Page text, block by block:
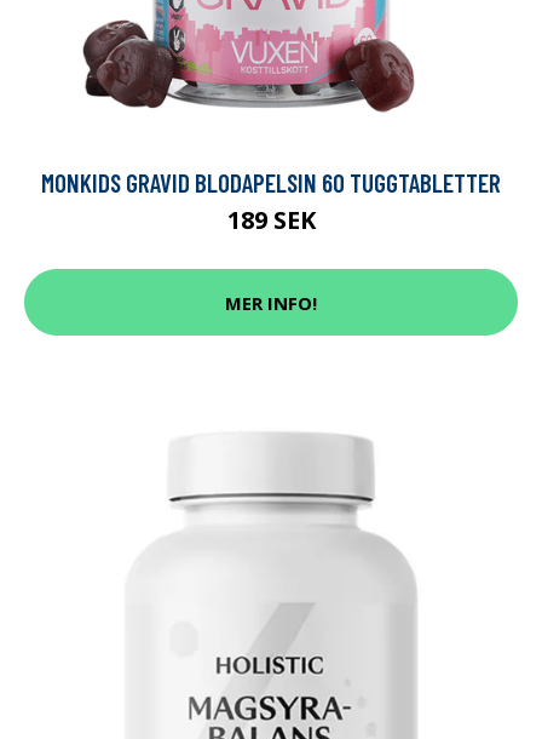
MONKIDS GRAVID BLODAPELSIN 60 TUGGTABLETTER
189 SEK
MER INFO!